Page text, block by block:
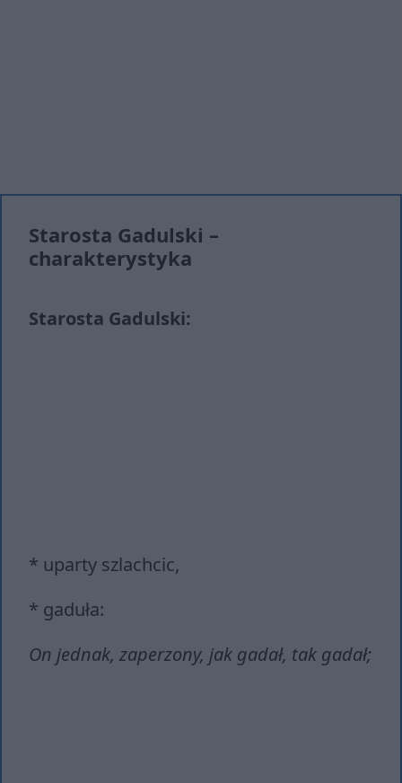
Starosta Gadulski –
charakterystyka
Starosta Gadulski:
* uparty szlachcic,
* gaduła:
On jednak, zaperzony, jak gadał, tak gadał;